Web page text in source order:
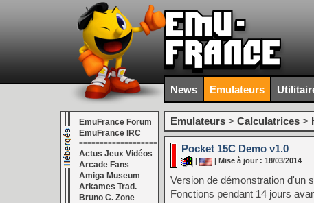
News Emulateurs
EmuFrance Forum
EmuFrance IRC
===================
Actus Jeux Vidéos
Arcade Fans
Amiga Museum
Arkames Trad.
Bruno C. Zone
Emulateurs > Calculatrices >
Pocket 15C Demo v1.0
| Mise à jour : 18/03/2014
Version de démonstration d'un
Fonctions pendant 14 jours